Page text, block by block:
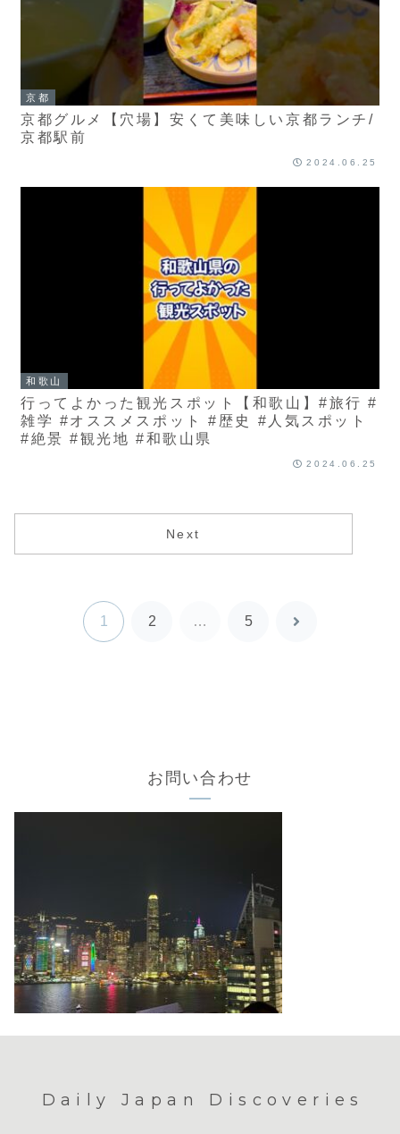
京都
京都グルメ【穴場】安くて美味しい京都ランチ/
京都駅前
2024.06.25
和歌山
行ってよかった観光スポット【和歌山】#旅行 #
雑学 #オススメスポット #歴史 #人気スポット
#絶景 #観光地 #和歌山県
2024.06.25
Next
1 2 … 5
次
お問い合わせ
Daily Japan Discoveries